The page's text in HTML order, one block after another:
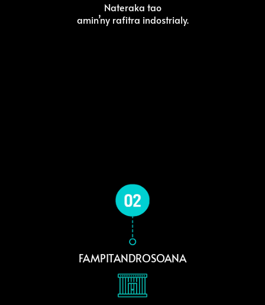
Nateraka tao
amin’ny rafitra indostrialy.
FAMPITANDROSOANA